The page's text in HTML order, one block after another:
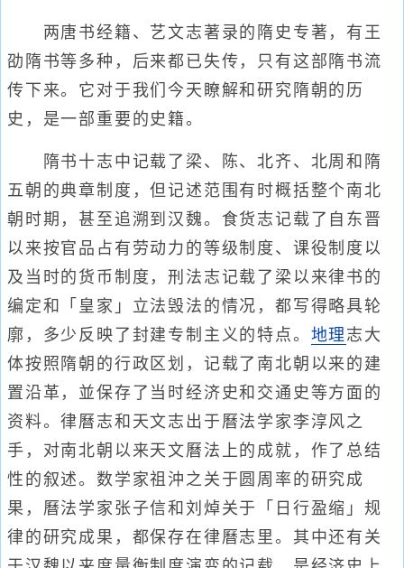
两唐书经籍、艺文志著录的隋史专著，有王
劭隋书等多种，后来都已失传，只有这部隋书流
传下来。它对于我们今天瞭解和研究隋朝的历
史，是一部重要的史籍。
隋书十志中记载了梁、陈、北齐、北周和隋
五朝的典章制度，但记述范围有时概括整个南北
朝时期，甚至追溯到汉魏。食货志记载了自东晋
以来按官品占有劳动力的等级制度、课役制度以
及当时的货币制度，刑法志记载了梁以来律书的
编定和「皇家」立法毁法的情况，都写得略具轮
廓，多少反映了封建专制主义的特点。 地理志大
体按照隋朝的行政区划，记载了南北朝以来的建
置沿革，並保存了当时经济史和交通史等方面的
资料。律曆志和天文志出于曆法学家李淳风之
手，对南北朝以来天文曆法上的成就，作了总结
性的叙述。数学家祖沖之关于圆周率的研究成
果，曆法学家张子信和刘焯关于「日行盈缩」规
律的研究成果，都保存在律曆志里。其中还有关